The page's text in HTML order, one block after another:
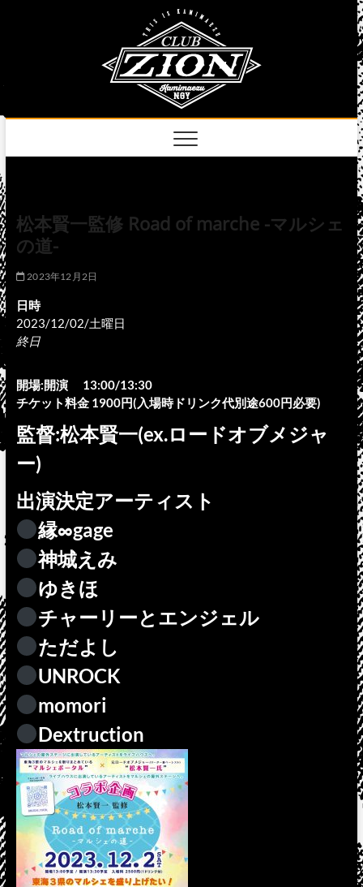
松本賢一監修 Road of marche -マルシェ
の道-
2023年12月2日
日時
2023/12/02/土曜日
終日
開場:開演 13:00/13:30
チケット料金 1900円(入場時ドリンク代別途600円必要)
監督:松本賢一(ex.ロードオブメジャ
ー)
出演決定アーティスト
縁∞gage
神城えみ
ゆきほ
チャーリーとエンジェル
ただよし
UNROCK
momori
Dextruction